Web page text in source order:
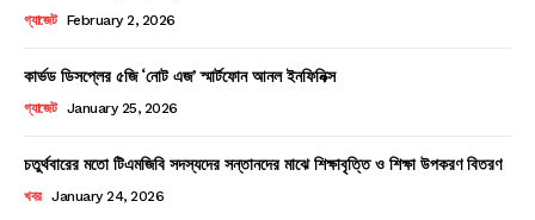
গ্যাজেট February 2, 2026
কার্ভড ডিসপ্লের ৫জি ‘নোট এজ’ স্মার্টফোন আনল ইনফিনিক্স
গ্যাজেট January 25, 2026
চতুর্থবারের মতো টিএমজিবি সদস্যদের সন্তানদের মাঝে শিক্ষাবৃত্তি ও শিক্ষা উপকরণ বিতরণ
খবর January 24, 2026